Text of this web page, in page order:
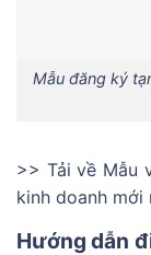
Mẫu đăng ký
>> Tải về Mẫu
kinh doanh mới
Hướng dẫn